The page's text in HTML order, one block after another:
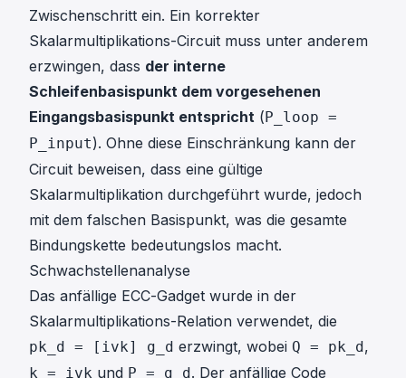
Zwischenschritt ein. Ein korrekter
Skalarmultiplikations-Circuit muss unter anderem
erzwingen, dass der interne
Schleifenbasispunkt dem vorgesehenen
Eingangsbasispunkt entspricht (P_loop =
P_input). Ohne diese Einschränkung kann der
Circuit beweisen, dass eine gültige
Skalarmultiplikation durchgeführt wurde, jedoch
mit dem falschen Basispunkt, was die gesamte
Bindungskette bedeutungslos macht.
Schwachstellenanalyse
Das anfällige ECC-Gadget wurde in der
Skalarmultiplikations-Relation verwendet, die
pk_d = [ivk] g_d erzwingt, wobei Q = pk_d,
k = ivk und P = g_d. Der anfällige Code